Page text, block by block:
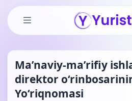
Skip to main content
Ma’naviy-ma’rifiy
direktor
Yo‘riqnomasi